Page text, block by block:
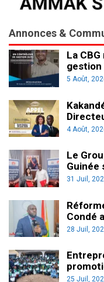
Annonces &
La
gestion
5 Août,
4 Août,
Le
Guinée
31 Juil,
Condé
28 Juil,
25 Juil,